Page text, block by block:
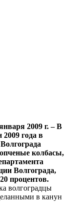
2009 г. – В
2009 года в
колбасы,
Волгограда,
процентов.
волгоградцы
в канун